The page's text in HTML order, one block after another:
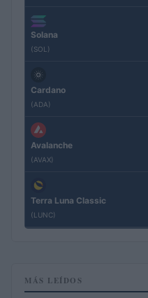
Solana
(SOL)
Cardano
(ADA)
Avalanche
(AVAX)
Terra Luna Classic
(LUNC)
MÁS LEÍDOS